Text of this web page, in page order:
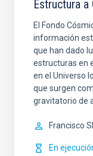
Estructura a
El Fondo
información
que han dado
estructuras en
en el Universo
que surgen
gravitatorio de
Francisco
En